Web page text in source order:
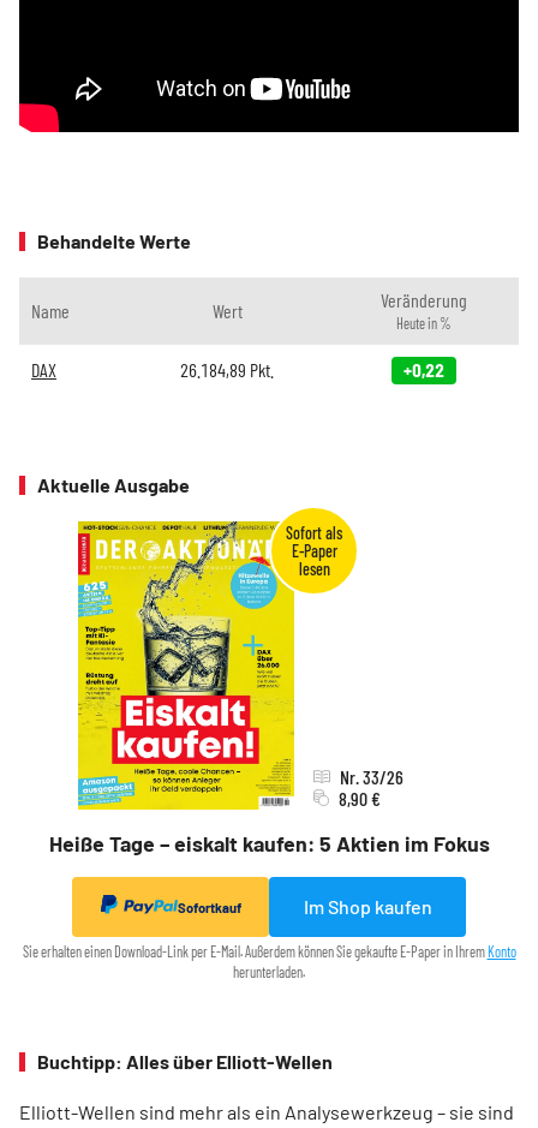
Behandelte Werte
Name Wert Veränderung
Heute in %
DAX 26.184,89 Pkt. +0,22
Aktuelle Ausgabe
Heiße Tage – eiskalt kaufen: 5 Aktien im Fokus
Nr. 33/26
8,90 €
Sofortkauf Im Shop kaufen
Sie erhalten einen Download-Link per E-Mail. Außerdem können Sie gekaufte E-Paper in Ihrem Konto
herunterladen.
Buchtipp: Alles über Elliott-Wellen
Elliott-Wellen sind mehr als ein Analysewerkzeug – sie sind